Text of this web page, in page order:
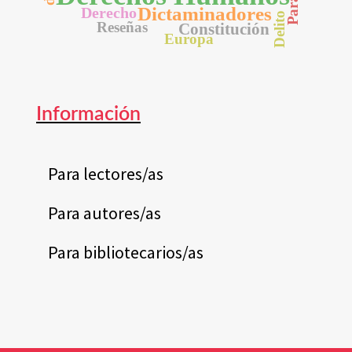
Dictaminadores
Constitución
Derecho
Reseñas
Europa Delito
Información
Para lectores/as
Para autores/as
Para bibliotecarios/as